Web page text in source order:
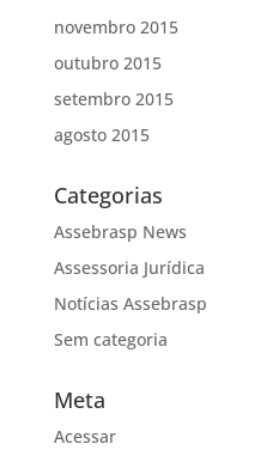
novembro 2015
outubro 2015
setembro 2015
agosto 2015
Categorias
Assebrasp News
Assessoria Jurídica
Notícias Assebrasp
Sem categoria
Meta
Acessar